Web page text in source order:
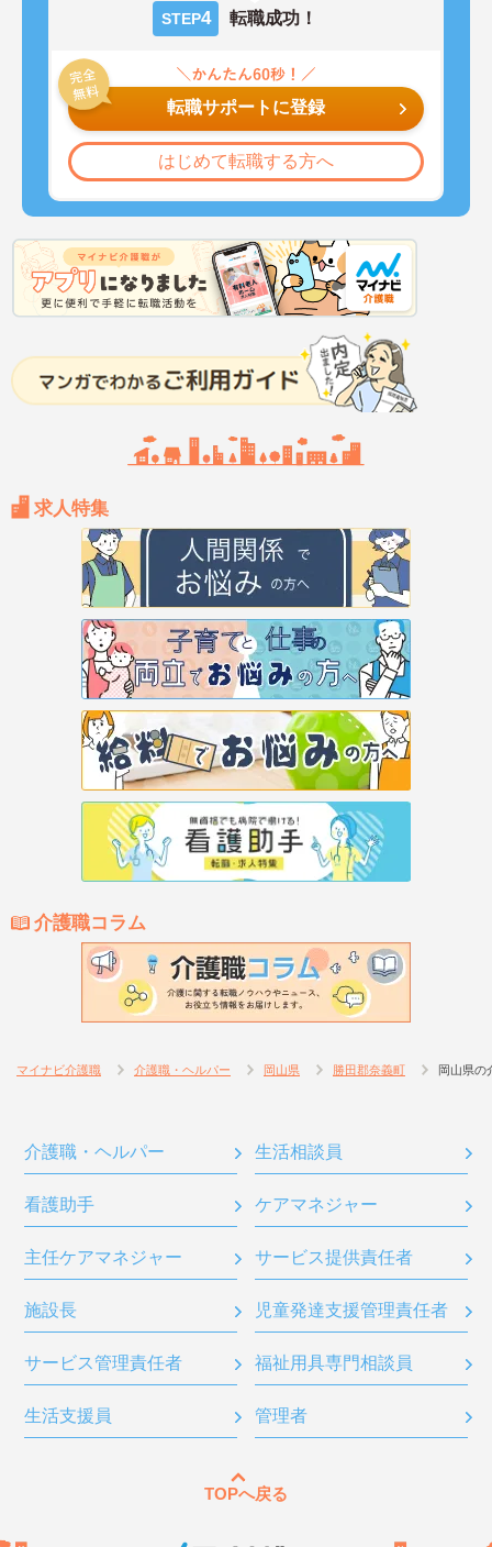
STEP4 転職成功！
転職サポートに登録
はじめて転職する方へ
求人特集
介護職コラム
マイナビ介護職 介護職・ヘルパー 岡山県 勝田郡奈義町 岡山県の
介護職・ヘルパー 生活相談員
看護助手 ケアマネジャー
主任ケアマネジャー サービス提供責任者
施設長 児童発達支援管理責任者
サービス管理責任者 福祉用具専門相談員
生活支援員 管理者
TOPへ戻る